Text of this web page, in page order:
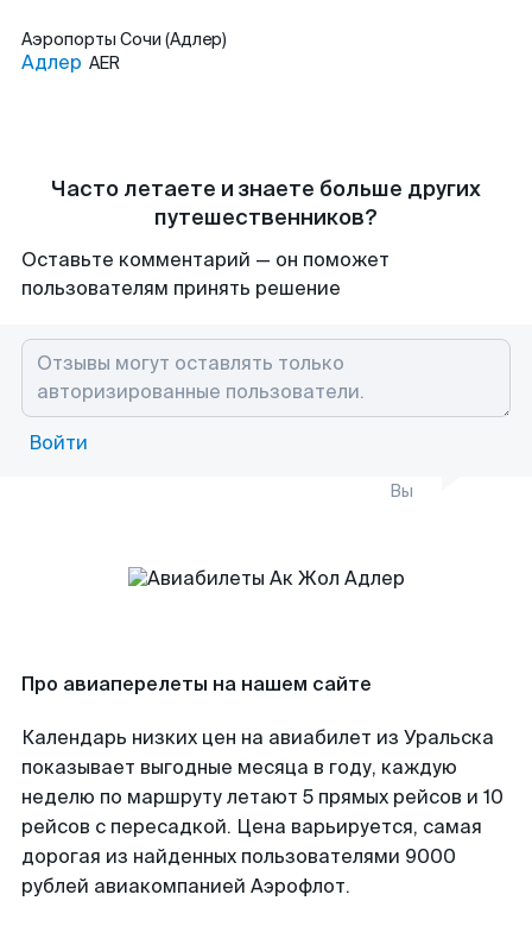
Аэропорты Сочи (Адлер)
Адлер AER
Часто летаете и знаете больше других
путешественников?
Оставьте комментарий — он поможет
пользователям принять решение
Войти
Вы
Про авиаперелеты на нашем сайте
Календарь низких цен на авиабилет из Уральска
показывает выгодные месяца в году, каждую
неделю по маршруту летают 5 прямых рейсов и 10
рейсов с пересадкой. Цена варьируется, самая
дорогая из найденных пользователями 9000
рублей авиакомпанией Аэрофлот.